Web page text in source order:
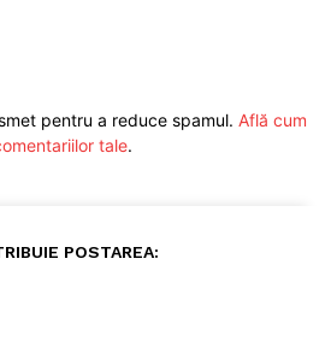
pentru a reduce spamul. Află cum
tale.
POSTAREA: